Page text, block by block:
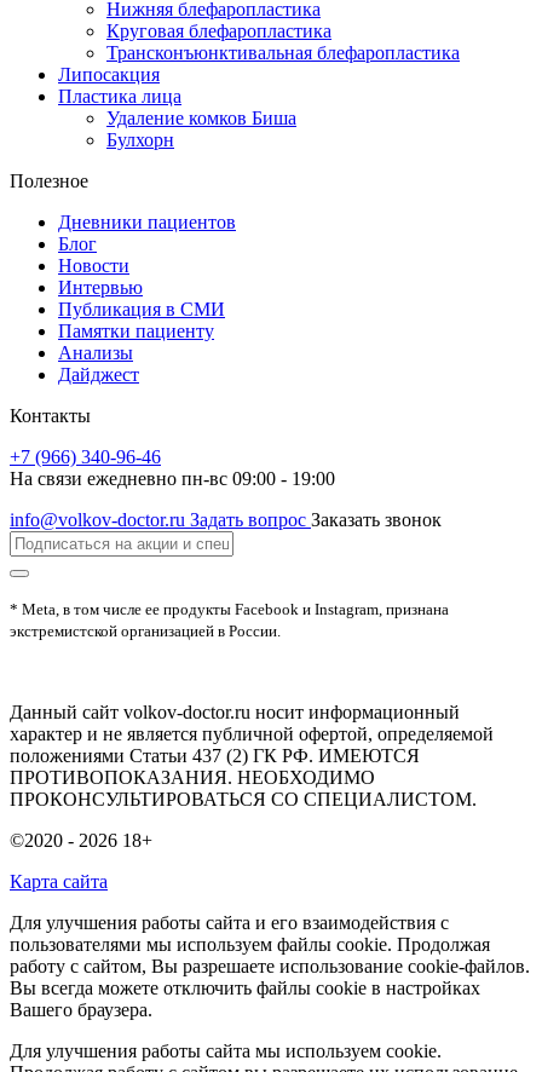
Нижняя блефаропластика
Круговая блефаропластика
Трансконъюнктивальная блефаропластика
Липосакция
Пластика лица
Удаление комков Биша
Булхорн
Полезное
Дневники пациентов
Блог
Новости
Интервью
Публикация в СМИ
Памятки пациенту
Анализы
Дайджест
Контакты
+7 (966) 340-96-46
На связи ежедневно пн-вс 09:00 - 19:00
info@volkov-doctor.ru Задать вопрос Заказать звонок
* Meta, в том числе ее продукты Facebook и Instagram, признана
экстремистской организацией в России.
Данный сайт volkov-doctor.ru носит информационный
характер и не является публичной офертой, определяемой
положениями Статьи 437 (2) ГК РФ. ИМЕЮТСЯ
ПРОТИВОПОКАЗАНИЯ. НЕОБХОДИМО
ПРОКОНСУЛЬТИРОВАТЬСЯ СО СПЕЦИАЛИСТОМ.
©2020 - 2026 18+
Карта сайта
Для улучшения работы сайта и его взаимодействия с
пользователями мы используем файлы cookie. Продолжая
работу с сайтом, Вы разрешаете использование cookie-файлов.
Вы всегда можете отключить файлы cookie в настройках
Вашего браузера.
Для улучшения работы сайта мы используем cookie.